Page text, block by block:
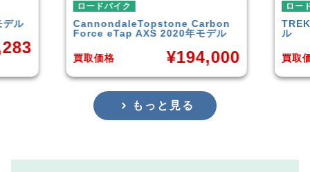
ロードバイク
TREKDOMANE 4.5 2013年モデ
ル
買取価格 ¥50,849
ロー
買取
もっと見る